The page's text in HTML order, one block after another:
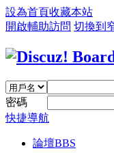
設為首頁收藏本站
開啟輔助訪問 切換到
密碼
快捷導航
論壇BBS